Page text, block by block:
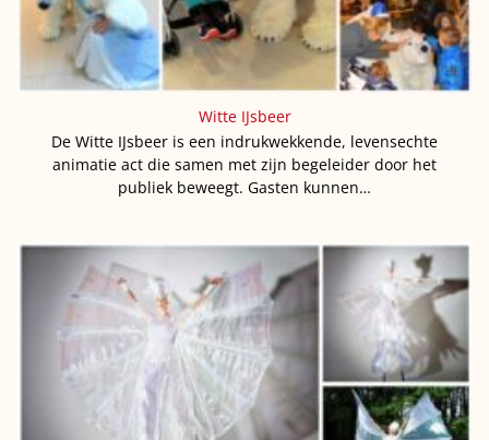
Witte IJsbeer
De Witte IJsbeer is een indrukwekkende, levensechte
animatie act die samen met zijn begeleider door het
publiek beweegt. Gasten kunnen…